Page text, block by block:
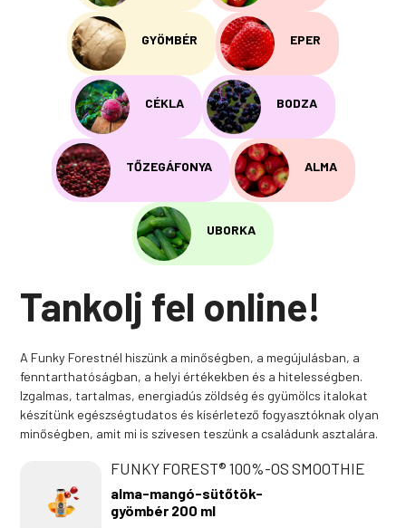
GYÖMBÉR EPER
CÉKLA BODZA
TŐZEGÁFONYA ALMA
UBORKA
Tankolj fel online!
A Funky Forestnél hiszünk a minőségben, a megújulásban, a
fenntarthatóságban, a helyi értékekben és a hitelességben.
Izgalmas, tartalmas, energiadús zöldség és gyümölcs italokat
készítünk egészségtudatos és kísérletező fogyasztóknak olyan
minőségben, amit mi is szívesen teszünk a családunk asztalára.
FUNKY FOREST® 100%-OS SMOOTHIE
alma-mangó-sütőtök-
gyömbér 200 ml